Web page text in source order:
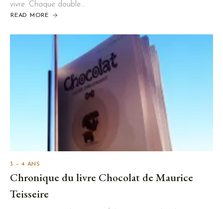
vivre. Chaque double…
READ MORE
3 – 4 ANS
Chronique du livre Chocolat de Maurice
Teisseire